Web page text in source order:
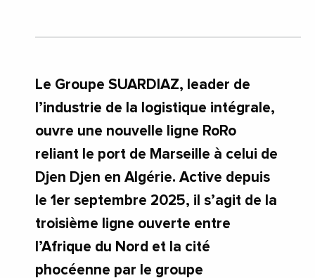
Le Groupe SUARDIAZ, leader de
l’industrie de la logistique intégrale,
ouvre une nouvelle ligne RoRo
reliant le port de Marseille à celui de
Djen Djen en Algérie. Active depuis
le 1er septembre 2025, il s’agit de la
troisième ligne ouverte entre
l’Afrique du Nord et la cité
phocéenne par le groupe